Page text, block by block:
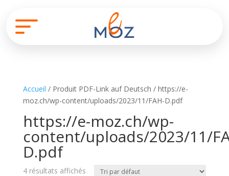
Accueil / Produit PDF-Link auf Deutsch / https://e-
moz.ch/wp-content/uploads/2023/11/FAH-D.pdf
https://e-moz.ch/wp-
content/uploads/2023/11/
D.pdf
4 résultats affichés